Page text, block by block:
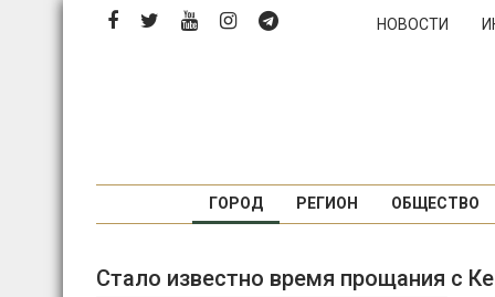
Перейти
НОВОСТИ
ГОРОД РЕГИОН ОБЩЕСТВО
Стало известно время прощания с